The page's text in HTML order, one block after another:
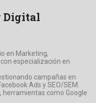
Digital
en Marketing,
especialización en
campañas en
Ads y SEO/SEM.
herramientas como Google